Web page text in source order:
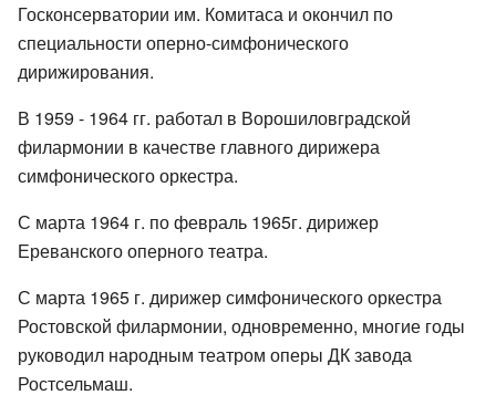
Госконсерватории им. Комитаса и окончил по
специальности оперно-симфонического
дирижирования.
В 1959 - 1964 гг. работал в Ворошиловградской
филармонии в качестве главного дирижера
симфонического оркестра.
С марта 1964 г. по февраль 1965г. дирижер
Ереванского оперного театра.
С марта 1965 г. дирижер симфонического оркестра
Ростовской филармонии, одновременно, многие годы
руководил народным театром оперы ДК завода
Ростсельмаш.